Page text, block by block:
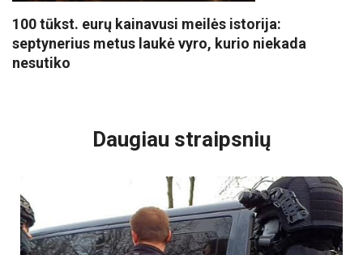
100 tūkst. eurų kainavusi meilės istorija:
septynerius metus laukė vyro, kurio niekada
nesutiko
Daugiau straipsnių